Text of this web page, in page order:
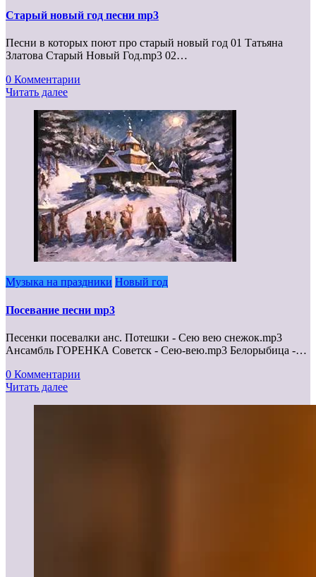
Старый новый год песни mp3
Песни в которых поют про старый новый год 01 Татьяна
Златова Старый Новый Год.mp3 02…
0 Комментарии
Читать далее
Музыка на праздники Новый год
Посевание песни mp3
Песенки посевалки анс. Потешки - Сею вею снежок.mp3
Ансамбль ГОРЕНКА Советск - Сею-вею.mp3 Белорыбица -…
0 Комментарии
Читать далее